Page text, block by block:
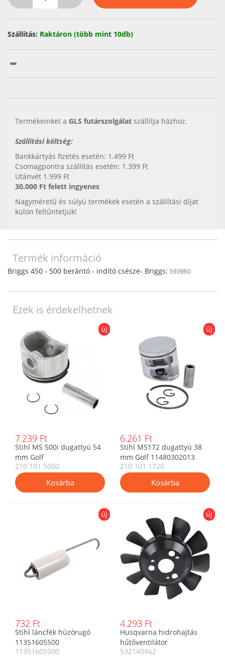
Szállítás: Raktáron (több mint 10db)
Termékeinket a GLS futárszolgálat szállítja házhoz.
Szállítási költség:
Bankkártyás fizetés esetén: 1.499 Ft
Csomagpontra szállítás esetén: 1.399 Ft
Utánvét 1.999 Ft
30.000 Ft felett ingyenes
Nagyméretű és súlyú termékek esetén a szállítási díjat
külön feltűntetjük!
Termék információ
Briggs 450 - 500 berántó - indító csésze- Briggs: 593960
Ezek is érdekelhetnek
új
7.239 Ft
Stihl MS 500i dugattyú 54
mm Golf
210 101 5000
új
6.261 Ft
Stihl MS172 dugattyú 38
mm Golf 11480302013
210 101 1720
új
732 Ft
Stihl láncfék húzórugó
11351605500
11351605500
új
4.293 Ft
Husqvarna hidrohajtás
hűtőventilátor
532140462